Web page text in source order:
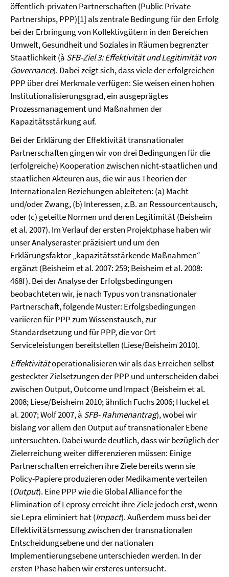
öffentlich-privaten Partnerschaften (Public Private
Partnerships, PPP)[1] als zentrale Bedingung für den Erfolg
bei der Erbringung von Kollektivgütern in den Bereichen
Umwelt, Gesundheit und Soziales in Räumen begrenzter
Staatlichkeit (à SFB-Ziel 3: Effektivität und Legitimität von
Governance). Dabei zeigt sich, dass viele der erfolgreichen
PPP über drei Merkmale verfügen: Sie weisen einen hohen
Institutionalisierungsgrad, ein ausgeprägtes
Prozessmanagement und Maßnahmen der
Kapazitätsstärkung auf.
Bei der Erklärung der Effektivität transnationaler
Partnerschaften gingen wir von drei Bedingungen für die
(erfolgreiche) Kooperation zwischen nicht-staatlichen und
staatlichen Akteuren aus, die wir aus Theorien der
Internationalen Beziehungen ableiteten: (a) Macht
und/oder Zwang, (b) Interessen, z.B. an Ressourcentausch,
oder (c) geteilte Normen und deren Legitimität (Beisheim
et al. 2007). Im Verlauf der ersten Projektphase haben wir
unser Analyseraster präzisiert und um den
Erklärungsfaktor „kapazitätsstärkende Maßnahmen“
ergänzt (Beisheim et al. 2007: 259; Beisheim et al. 2008:
468f). Bei der Analyse der Erfolgsbedingungen
beobachteten wir, je nach Typus von transnationaler
Partnerschaft, folgende Muster: Erfolgsbedingungen
variieren für PPP zum Wissenstausch, zur
Standardsetzung und für PPP, die vor Ort
Serviceleistungen bereitstellen (Liese/Beisheim 2010).
Effektivitätoperationalisieren wir als das Erreichen selbst
gesteckter Zielsetzungen der PPP und unterscheiden dabei
zwischen Output, Outcome und Impact (Beisheim et al.
2008; Liese/Beisheim 2010; ähnlich Fuchs 2006; Huckel et
al. 2007; Wolf 2007, à SFB- Rahmenantrag), wobei wir
bislang vor allem den Output auf transnationaler Ebene
untersuchten. Dabei wurde deutlich, dass wir bezüglich der
Zielerreichung weiter differenzieren müssen: Einige
Partnerschaften erreichen ihre Ziele bereits wenn sie
Policy-Papiere produzieren oder Medikamente verteilen
(Output). Eine PPP wie die Global Alliance for the
Elimination of Leprosy erreicht ihre Ziele jedoch erst, wenn
sie Lepra eliminiert hat (Impact). Außerdem muss bei der
Effektivitätsmessung zwischen der transnationalen
Entscheidungsebene und der nationalen
Implementierungsebene unterschieden werden. In der
ersten Phase haben wir ersteres untersucht.